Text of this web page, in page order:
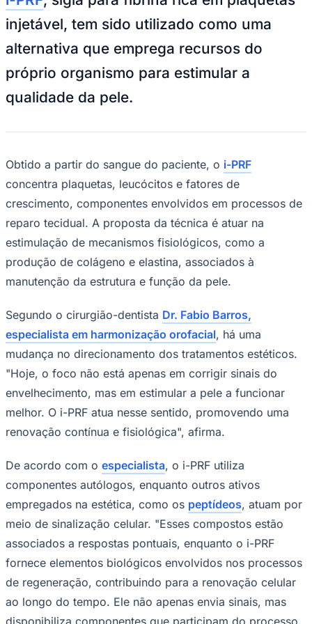
NBA
NFL
Fórmula 1
UFC
Tênis (ATP)
MLB
NHL
Atletismo
Vôlei
Brasileirão Série A
Brasileirão Série B
Paulistão
Copa do Brasil
Sul-Americana
Copa América
Champions League
Premier League
La Liga
Bundesliga
injetável, tem sido utilizado como uma
alternativa que emprega recursos do
próprio organismo para estimular a
qualidade da pele.
Obtido a partir do sangue do paciente, o i-PRF
concentra plaquetas, leucócitos e fatores de
crescimento, componentes envolvidos em processos de
reparo tecidual. A proposta da técnica é atuar na
estimulação de mecanismos fisiológicos, como a
produção de colágeno e elastina, associados à
manutenção da estrutura e função da pele.
Segundo o cirurgião-dentista Dr. Fabio Barros,
especialista em harmonização orofacial, há uma
mudança no direcionamento dos tratamentos estéticos.
"Hoje, o foco não está apenas em corrigir sinais do
envelhecimento, mas em estimular a pele a funcionar
melhor. O i-PRF atua nesse sentido, promovendo uma
renovação contínua e fisiológica", afirma.
De acordo com o especialista, o i-PRF utiliza
componentes autólogos, enquanto outros ativos
empregados na estética, como os peptídeos, atuam por
meio de sinalização celular. "Esses compostos estão
associados a respostas pontuais, enquanto o i-PRF
fornece elementos biológicos envolvidos nos processos
de regeneração, contribuindo para a renovação celular
ao longo do tempo. Ele não apenas envia sinais, mas
disponibiliza componentes que participam do processo